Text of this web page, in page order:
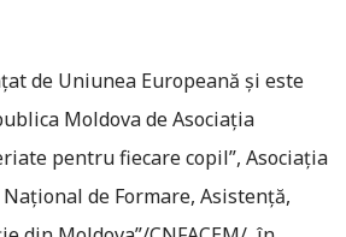
de Uniunea Europeană şi este
Moldova de Asociaţia
pentru fiecare copil”, Asociaţia
de Formare, Asistenţă,